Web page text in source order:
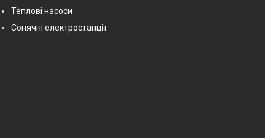
Теплові насоси
Сонячні електростанції